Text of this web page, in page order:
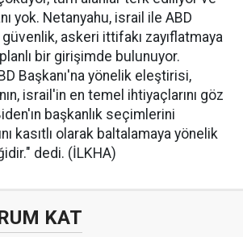
yok. Netanyahu, israil ile ABD
askeri ittifakı zayıflatmaya
bir girişimde bulunuyor.
Başkanı'na yönelik eleştirisi,
israil'in en temel ihtiyaçlarını göz
başkanlık seçimlerini
kasıtlı olarak baltalamaya yönelik
dedi. (İLKHA)
KAT